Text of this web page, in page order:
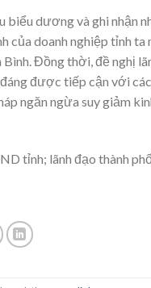
dương và ghi nhận
doanh nghiệp tỉnh
Đồng thời, đề nghị
được tiếp cận với
ngăn ngừa suy giảm
tỉnh; lãnh đạo thành